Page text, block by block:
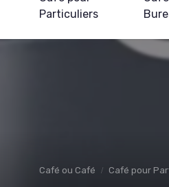
Particuliers
Café ou Café Café pour